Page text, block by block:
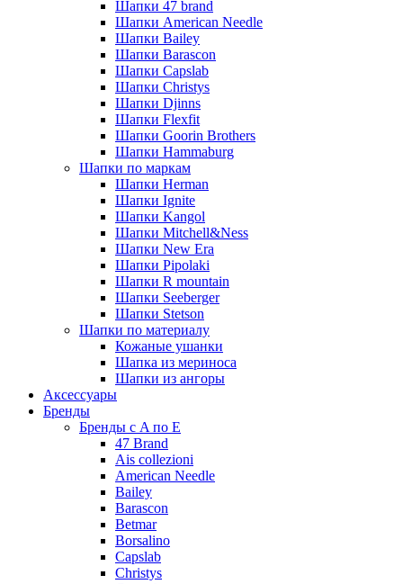
Шапки 47 brand
Шапки American Needle
Шапки Bailey
Шапки Barascon
Шапки Capslab
Шапки Christys
Шапки Djinns
Шапки Flexfit
Шапки Goorin Brothers
Шапки Hammaburg
Шапки по маркам
Шапки Herman
Шапки Ignite
Шапки Kangol
Шапки Mitchell&Ness
Шапки New Era
Шапки Pipolaki
Шапки R mountain
Шапки Seeberger
Шапки Stetson
Шапки по материалу
Кожаные ушанки
Шапка из мериноса
Шапки из ангоры
Аксессуары
Бренды
Бренды с A по E
47 Brand
Ais collezioni
American Needle
Bailey
Barascon
Betmar
Borsalino
Capslab
Christys